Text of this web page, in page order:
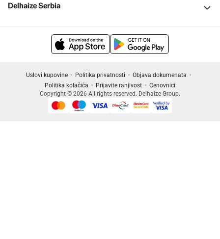
Delhaize Serbia
Uslovi kupovine Politika privatnosti
Objava dokumenata
Politika kolačića
Prijavite ranjivost
Cenovnici
Copyright © 2026 All rights reserved. Delhaize Group.